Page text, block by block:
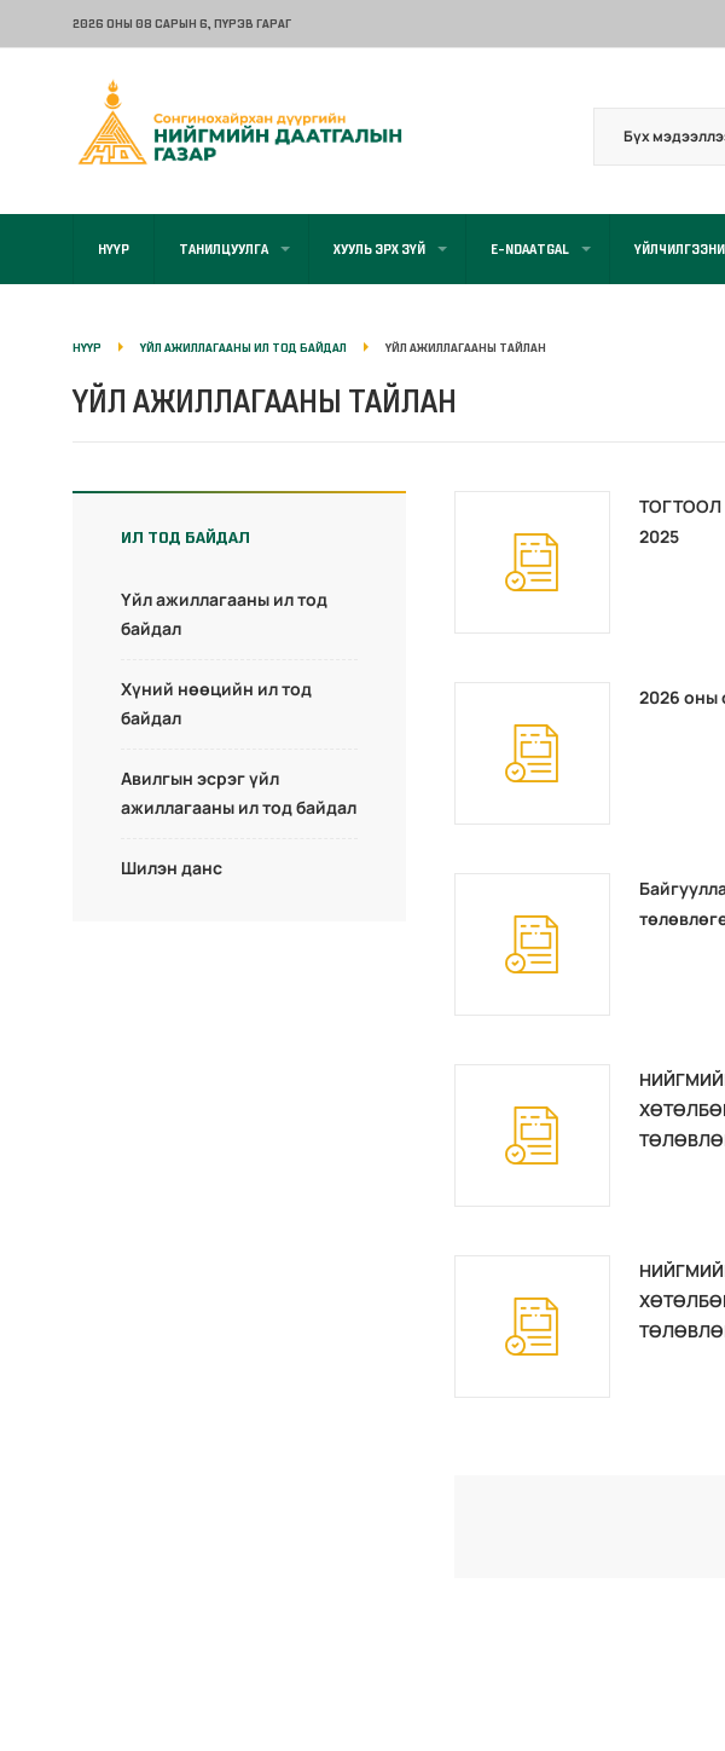
2026 ОНЫ 08 САРЫН 6, ПҮРЭВ ГАРАГ
НҮҮР ТАНИЛЦУУЛГА ХУУЛЬ ЭРХ ЗҮЙ E-NDAATGAL
НҮҮР ҮЙЛ АЖИЛЛАГААНЫ ИЛ ТОД БАЙДАЛ ҮЙЛ АЖИЛЛАГААНЫ ТАЙЛАН
ҮЙЛ АЖИЛЛАГААНЫ ТАЙЛАН
ИЛ ТОД БАЙДАЛ
Үйл ажиллагааны ил тод
байдал
Хүний нөөцийн ил тод
байдал
Авилгын эсрэг үйл
ажиллагааны ил тод байдал
Шилэн данс
2025
2026 оны